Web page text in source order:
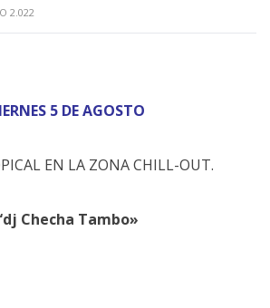
2.022
5 DE AGOSTO
EN LA ZONA CHILL-OUT.
Checha Tambo»